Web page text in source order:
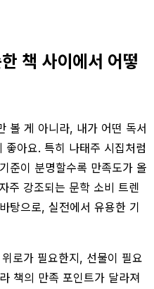
책 사이에서 어떻
볼 게 아니라, 내가 어떤 독서
좋아요. 특히 나태주 시집처럼
준이 분명할수록 만족도가 올
주 강조되는 문학 소비 트렌
탕으로, 실전에서 유용한 기
로가 필요한지, 선물이 필요
책의 만족 포인트가 달라져